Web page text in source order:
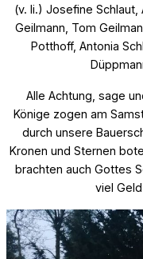
(v. li.) Josefine Schlaut,
Geilmann, Tom
Potthoff, Antonia
Alle Achtung, sage
Könige zogen am
durch unsere
Kronen und Sternen
brachten auch Gottes
viel